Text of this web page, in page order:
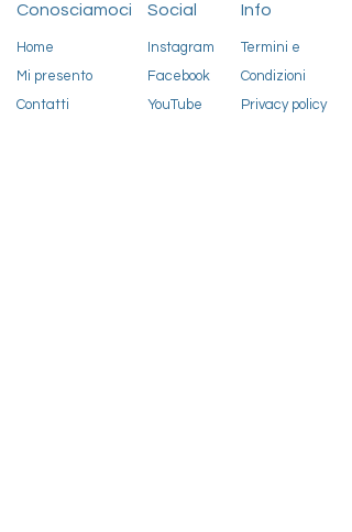
Conosciamoci Social
Home
Mi presento
Contatti
Instagram
Facebook
YouTube
Info
Termini e
Condizioni
Privacy policy